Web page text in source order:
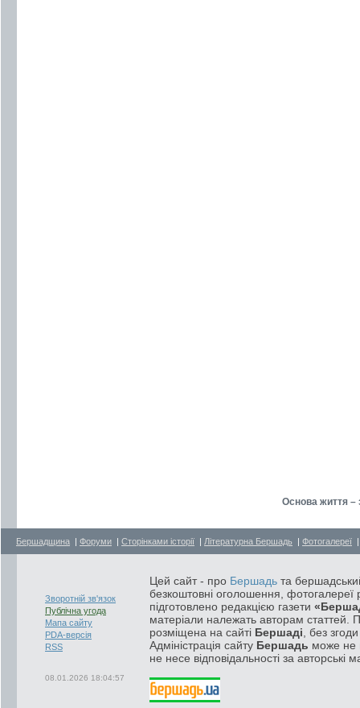
Основа життя –
Бершадщина | Форуми | Сторінками історії | Літературна Бершадь | Фотогалереї
Зворотній зв'язок
Публічна угода
Мапа сайту
PDA-версія
RSS
08.01.2026 18:04:57
Цей сайт - про Бершадь та
безкоштовні оголошення, фотогалереї
підготовлено редакцією газети
матеріали належать авторам статтей.
розміщена на сайті Бершаді , без
Адміністрація сайту Бершадь може не
не несе відповідальності за авторські